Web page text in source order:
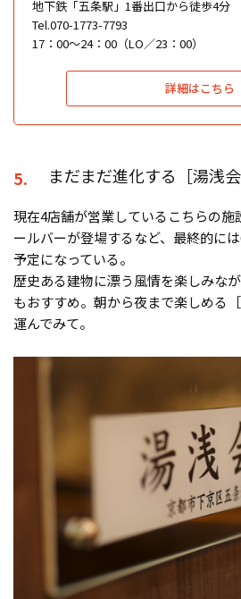
地下鉄「五条駅」1番出口から徒歩4分
Tel.070-1773-7793
17：00〜24：00（LO／23：00）
詳細はこちら
5. まだまだ進化する［湯浅
現在4店舗が営業しているこちらの施
ールバーが登場するなど、最終的に
予定になっている。
歴史ある建物に漂う風情を楽しみな
もおすすめ。朝から夜まで楽しめる
運んでみて。